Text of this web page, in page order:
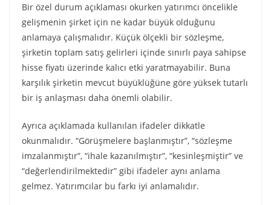
Bir özel durum açıklaması okurken yatırımcı öncelikle
gelişmenin şirket için ne kadar büyük olduğunu
anlamaya çalışmalıdır. Küçük ölçekli bir sözleşme,
şirketin toplam satış gelirleri içinde sınırlı paya sahipse
hisse fiyatı üzerinde kalıcı etki yaratmayabilir. Buna
karşılık şirketin mevcut büyüklüğüne göre yüksek tutarlı
bir iş anlaşması daha önemli olabilir.
Ayrıca açıklamada kullanılan ifadeler dikkatle
okunmalıdır. “Görüşmelere başlanmıştır”, “sözleşme
imzalanmıştır”, “ihale kazanılmıştır”, “kesinleşmiştir” ve
“değerlendirilmektedir” gibi ifadeler aynı anlama
gelmez. Yatırımcılar bu farkı iyi anlamalıdır.